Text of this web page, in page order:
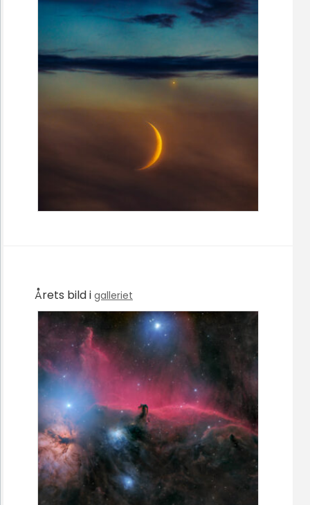
Årets bild i galleriet